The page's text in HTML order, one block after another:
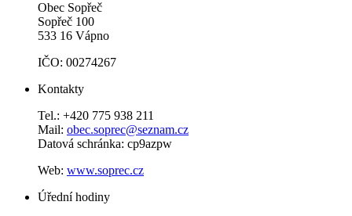
Obec Sopřeč
Sopřeč 100
533 16 Vápno
IČO: 00274267
Kontakty
Tel.: +420 775 938 211
Mail: obec.soprec@seznam.cz
Datová schránka: cp9azpw
Web: www.soprec.cz
Úřední hodiny